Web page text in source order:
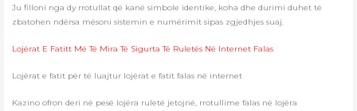
Ju filloni nga dy rrotullat që kanë simbole identike, koha dhe durimi duhet të
zbatohen ndërsa mësoni sistemin e numërimit sipas zgjedhjes suaj.
Lojërat E Fatitt Më Të Mira Të Sigurta Të Ruletës Në Internet Falas
Lojërat e fatit për të luajtur lojërat e fatit falas në internet
Kazino ofron deri në pesë lojëra ruletë jetojnë, rrotullime falas në lojëra